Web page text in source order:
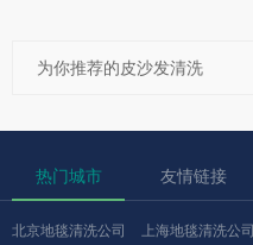
为你推荐的皮沙发清洗
热门城市 友情链接
北京地毯清洗公司 上海地毯清洗公司